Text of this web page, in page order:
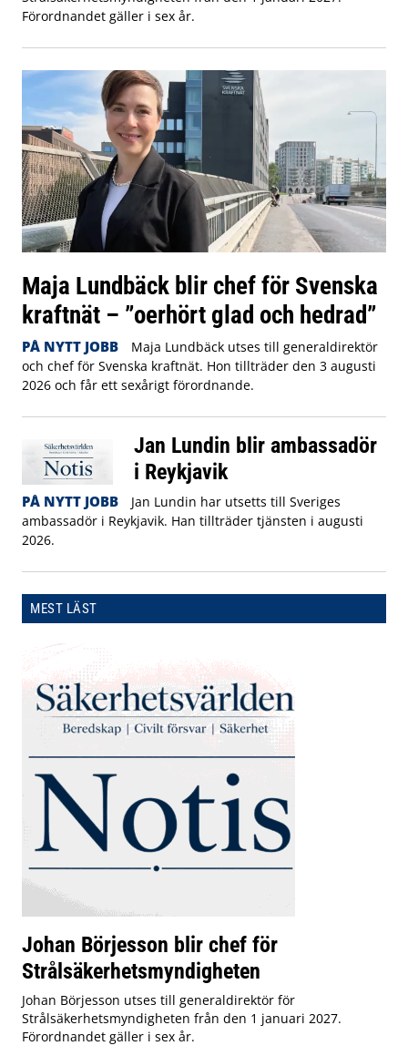
Förordnandet gäller i sex år.
Maja Lundbäck blir chef för Svenska
kraftnät – ”oerhört glad och hedrad”
PÅ NYTT JOBB
Maja Lundbäck utses till generaldirektör
och chef för Svenska kraftnät. Hon tillträder den 3 augusti
2026 och får ett sexårigt förordnande.
Jan Lundin blir ambassadör
i Reykjavik
PÅ NYTT JOBB
Jan Lundin har utsetts till Sveriges
ambassadör i Reykjavik. Han tillträder tjänsten i augusti
2026.
MEST LÄST
Johan Börjesson blir chef för
Strålsäkerhetsmyndigheten
Johan Börjesson utses till generaldirektör för
Strålsäkerhetsmyndigheten från den 1 januari 2027.
Förordnandet gäller i sex år.